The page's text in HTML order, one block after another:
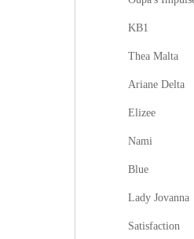
KB1
Thea Malta
Ariane Delta
Elizee
Nami
Blue
Lady Jovanna
Satisfaction